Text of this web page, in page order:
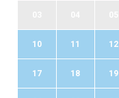
10 11 12
17 18 19